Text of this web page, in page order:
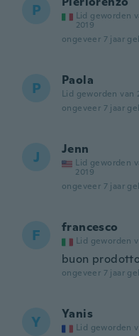
P
Lid geworden
2019
ongeveer 7 jaar
P Paola
Lid geworden van
ongeveer 7 jaar
J Jenn
Lid geworden
2019
ongeveer 7 jaar
F francesco
Lid geworden
buon
ongeveer 7 jaar
Y Yanis
Lid geworden